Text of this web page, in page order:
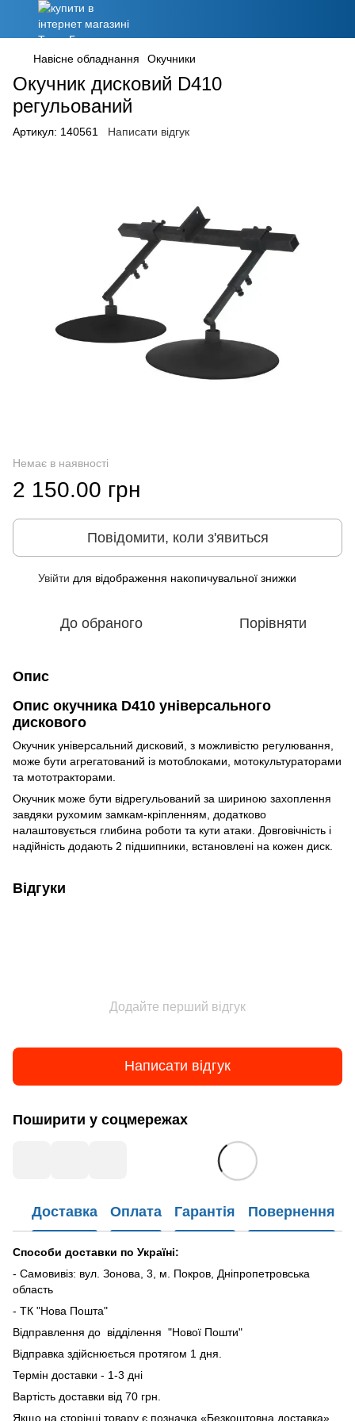
Навісне обладнання Окучники
Окучник дисковий D410
регульований
Артикул: 140561 Написати відгук
Немає в наявності
2 150.00 грн
Повідомити, коли з'явиться
Увійти для відображення накопичувальної знижки
До обраного Порівняти
Опис
Опис окучника D410 універсального
дискового
Окучник універсальний дисковий, з можливістю регулювання,
може бути агрегатований із мотоблоками, мотокультураторами
та мототракторами.
Окучник може бути відрегульований за шириною захоплення
завдяки рухомим замкам-кріпленням, додатково
налаштовується глибина роботи та кути атаки. Довговічність і
надійність додають 2 підшипники, встановлені на кожен диск.
Відгуки
Додайте перший відгук
Написати відгук
Поширити у соцмережах
Доставка Оплата Гарантія Повернення
Способи доставки по Україні:
- Самовивіз: вул. Зонова, 3, м. Покров, Дніпропетровська
область
- ТК "Нова Пошта"
Відправлення до відділення "Нової Пошти"
Відправка здійснюється протягом 1 дня.
Термін доставки - 1-3 дні
Вартість доставки від 70 грн.
Якщо на сторінці товару є позначка «Безкоштовна доставка»